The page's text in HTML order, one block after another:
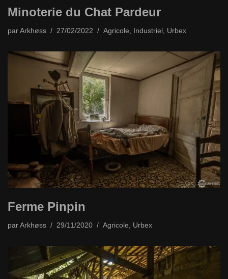
Minoterie du Chat Pardeur
par Arkhøss 27/02/2022 Agricole, Industriel , Urbex
Ferme Pinpin
par Arkhøss 29/11/2020 Agricole Urbex